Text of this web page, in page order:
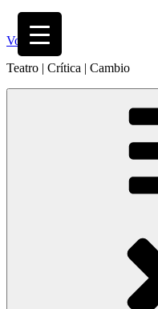
Saltar
contenido
Volodia
Teatro | Crítica | Cambio